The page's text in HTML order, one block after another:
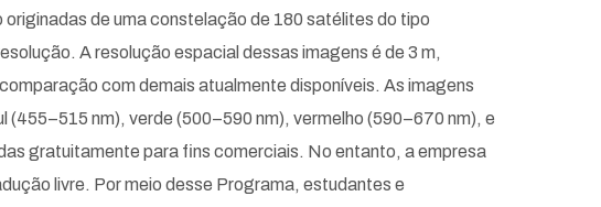
de uma constelação de 180 satélites do tipo
A resolução espacial dessas imagens é de 3 m,
com demais atualmente disponíveis. As imagens
nm), verde (500–590 nm), vermelho (590–670 nm), e
gratuitamente para fins comerciais. No entanto, a empresa
livre. Por meio desse Programa, estudantes e